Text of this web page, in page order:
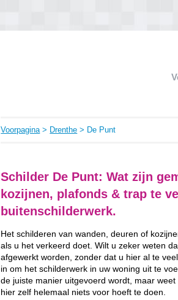
Voorpagina> Drenthe > De Punt
Schilder De Punt: Wat zijn
kozijnen, plafonds & trap te
buitenschilderwerk.
Het schilderen van wanden, deuren of
als u het verkeerd doet. Wilt u zeker weten
afgewerkt worden, zonder dat u hier al te
in om het schilderwerk in uw woning uit te
de juiste manier uitgevoerd wordt, maar
hier zelf helemaal niets voor hoeft te doen.